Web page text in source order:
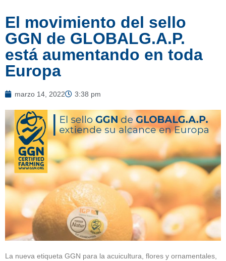
El movimiento del sello
GGN de GLOBALG.A.P.
está aumentando en toda
Europa
marzo 14, 2022 3:38 pm
La nueva etiqueta GGN para la acuicultura, flores y ornamentales,